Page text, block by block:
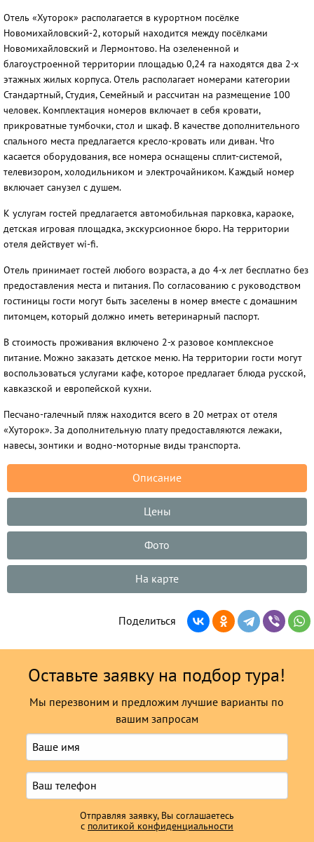
Отель «Хуторок» располагается в курортном посёлке
Новомихайловский-2, который находится между посёлками
Новомихайловский и Лермонтово. На озелененной и
благоустроенной территории площадью 0,24 га находятся два 2-х
этажных жилых корпуса. Отель располагает номерами категории
Стандартный, Студия, Семейный и рассчитан на размещение 100
человек. Комплектация номеров включает в себя кровати,
прикроватные тумбочки, стол и шкаф. В качестве дополнительного
спального места предлагается кресло-кровать или диван. Что
касается оборудования, все номера оснащены сплит-системой,
телевизором, холодильником и электрочайником. Каждый номер
включает санузел с душем.
К услугам гостей предлагается автомобильная парковка, караоке,
детская игровая площадка, экскурсионное бюро. На территории
отеля действует wi-fi.
Отель принимает гостей любого возраста, а до 4-х лет бесплатно без
предоставления места и питания. По согласованию с руководством
гостиницы гости могут быть заселены в номер вместе с домашним
питомцем, который должно иметь ветеринарный паспорт.
В стоимость проживания включено 2-х разовое комплексное
питание. Можно заказать детское меню. На территории гости могут
воспользоваться услугами кафе, которое предлагает блюда русской,
кавказской и европейской кухни.
Песчано-галечный пляж находится всего в 20 метрах от отеля
«Хуторок». За дополнительную плату предоставляются лежаки,
навесы, зонтики и водно-моторные виды транспорта.
Описание
Цены
Фото
На карте
Поделиться
Оставьте заявку на подбор тура!
Мы перезвоним и предложим лучшие варианты по
вашим запросам
Отправляя заявку, Вы соглашаетесь
с политикой конфиденциальности